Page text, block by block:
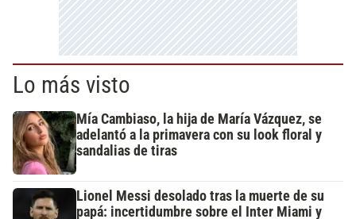
Lo más visto
Mía Cambiaso, la hija de María Vázquez, se
adelantó a la primavera con su look floral y
sandalias de tiras
Lionel Messi desolado tras la muerte de su
papá: incertidumbre sobre el Inter Miami y